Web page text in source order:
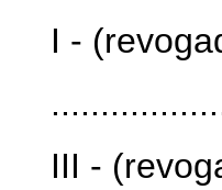
I -
III -